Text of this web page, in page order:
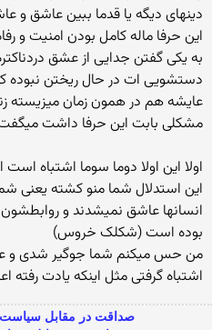
دینهای دیگه یا قدما ببین عاشق و
این حرفا ماله کامل بودن امنیت و
به یکی گفتن جدایی از عشق
دستشویی ات در حال ریختن نبوده
عایشه هم در همون زمان میزیسته
مشکلی بابت این حرفا داشت
اولا این اولا دوما سوما اشتباه
انسانها عاشق نمیشدند و
بوده است (شکلک خروس)
من حس میکنم شما جوگیر شدی و
اشتباه گرفتی مثل اینکه یادت رفته
صداقت در مقابل